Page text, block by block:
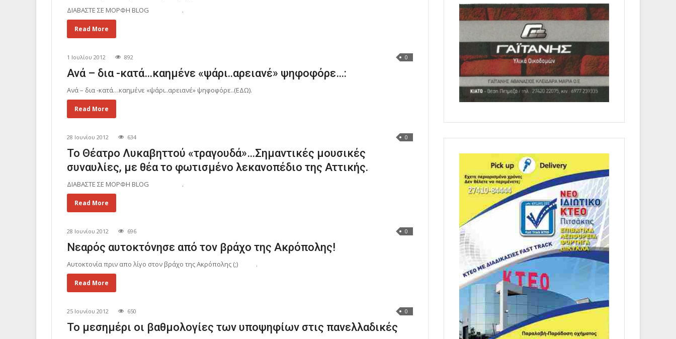
ΔΙΑΒΑΣΤΕ ΣΕ ΜΟΡΦΗ BLOG .
Read More
1 Ιουλίου 2012 892 0
Ανά – δια -κατά…καημένε «ψάρι..αρειανέ» ψηφοφόρε…:
Ανά – δια -κατά…καημένε «ψάρι..αρειανέ» ψηφοφόρε..(ΕΔΩ).
Read More
28 Ιουνίου 2012 634 0
Το Θέατρο Λυκαβηττού «τραγουδά»…Σημαντικές μουσικές
συναυλίες, με θέα το φωτισμένο λεκανοπέδιο της Αττικής.
ΔΙΑΒΑΣΤΕ ΣΕ ΜΟΡΦΗ BLOG .
Read More
28 Ιουνίου 2012 696 0
Νεαρός αυτοκτόνησε από τον βράχο της Ακρόπολης!
Αυτοκτονία πριν απο λίγο στον βράχο της Ακρόπολης (;) .
Read More
25 Ιουνίου 2012 650 0
Το μεσημέρι οι βαθμολογίες των υποψηφίων στις πανελλαδικές